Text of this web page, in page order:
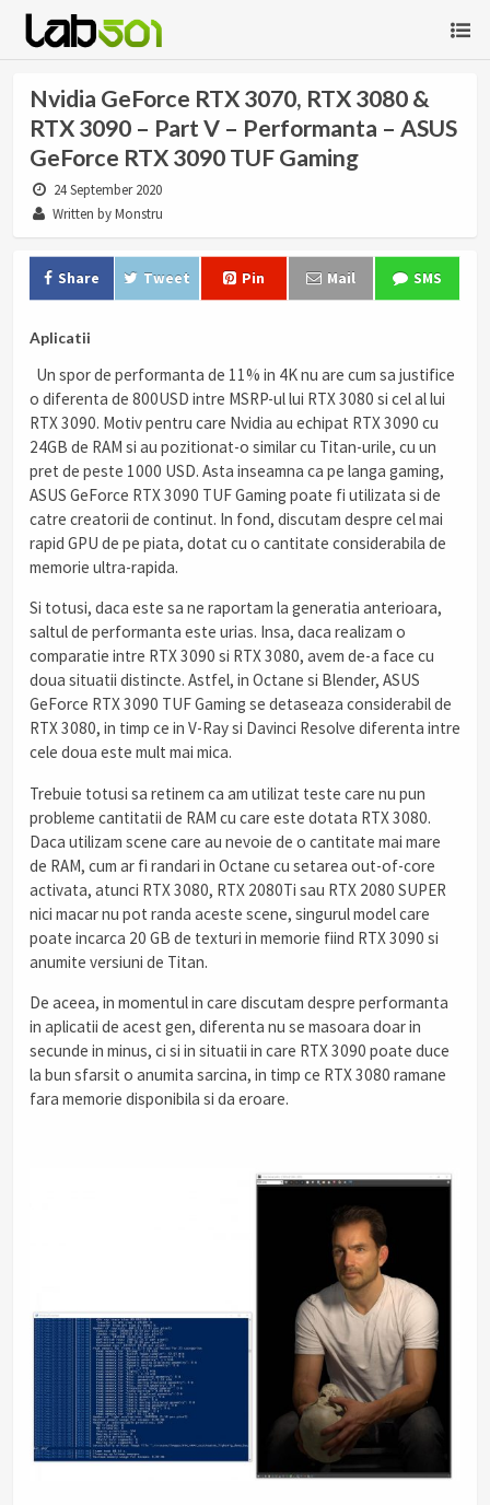
Nvidia GeForce RTX 3070, RTX 3080 &
RTX 3090 – Part V – Performanta – ASUS
GeForce RTX 3090 TUF Gaming
24 September 2020
Written by Monstru
Share Tweet Pin Mail SMS
Aplicatii
Un spor de performanta de 11% in 4K nu are cum sa justifice
o diferenta de 800USD intre MSRP-ul lui RTX 3080 si cel al lui
RTX 3090. Motiv pentru care Nvidia au echipat RTX 3090 cu
24GB de RAM si au pozitionat-o similar cu Titan-urile, cu un
pret de peste 1000 USD. Asta inseamna ca pe langa gaming,
ASUS GeForce RTX 3090 TUF Gaming poate fi utilizata si de
catre creatorii de continut. In fond, discutam despre cel mai
rapid GPU de pe piata, dotat cu o cantitate considerabila de
memorie ultra-rapida.
Si totusi, daca este sa ne raportam la generatia anterioara,
saltul de performanta este urias. Insa, daca realizam o
comparatie intre RTX 3090 si RTX 3080, avem de-a face cu
doua situatii distincte. Astfel, in Octane si Blender, ASUS
GeForce RTX 3090 TUF Gaming se detaseaza considerabil de
RTX 3080, in timp ce in V-Ray si Davinci Resolve diferenta intre
cele doua este mult mai mica.
Trebuie totusi sa retinem ca am utilizat teste care nu pun
probleme cantitatii de RAM cu care este dotata RTX 3080.
Daca utilizam scene care au nevoie de o cantitate mai mare
de RAM, cum ar fi randari in Octane cu setarea out-of-core
activata, atunci RTX 3080, RTX 2080Ti sau RTX 2080 SUPER
nici macar nu pot randa aceste scene, singurul model care
poate incarca 20 GB de texturi in memorie fiind RTX 3090 si
anumite versiuni de Titan.
De aceea, in momentul in care discutam despre performanta
in aplicatii de acest gen, diferenta nu se masoara doar in
secunde in minus, ci si in situatii in care RTX 3090 poate duce
la bun sfarsit o anumita sarcina, in timp ce RTX 3080 ramane
fara memorie disponibila si da eroare.